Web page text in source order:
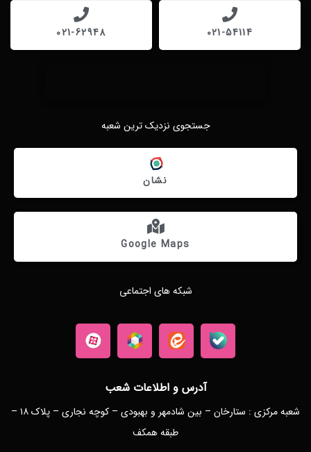
آدرس و اطلاعات شعب
شعبه مرکزی : ستارخان – بین شادمهر و بهبودی – کوچه نجاری – پلاک ۱۸ –
طبقه همکف
021-54114
021-62948
جستجوی نزدیک ترین شعبه
Google Maps
نشان
شبکه های اجتماعی